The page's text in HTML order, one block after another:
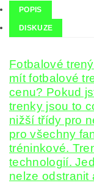
POPIS
DISKUZE
Fotbalové
mít fotbalové
cenu? Pokud
trenky jsou to
nižší třídy pro
pro všechny
tréninkové.
technologií.
nelze odstranit